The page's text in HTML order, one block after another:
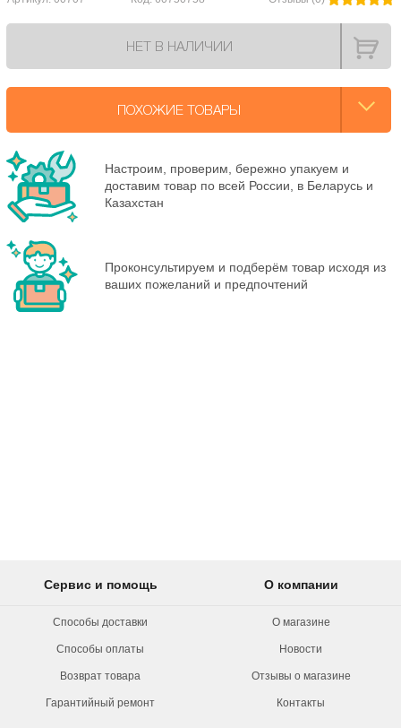
НЕТ В НАЛИЧИИ
ПОХОЖИЕ ТОВАРЫ
Настроим, проверим, бережно упакуем и
доставим товар по всей России, в Беларусь и
Казахстан
Проконсультируем и подберём товар исходя из
ваших пожеланий и предпочтений
Сервис и помощь
Способы доставки
Способы оплаты
Возврат товара
Гарантийный ремонт
О компании
О магазине
Новости
Отзывы о магазине
Контакты